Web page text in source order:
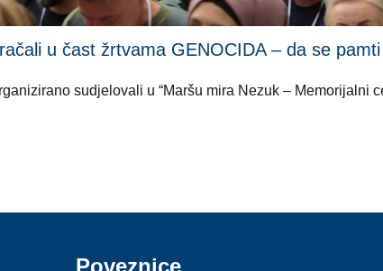
u čast žrtvama GENOCIDA – da se
sudjelovali u “Maršu mira Nezuk – Memorijalni
Poveznice